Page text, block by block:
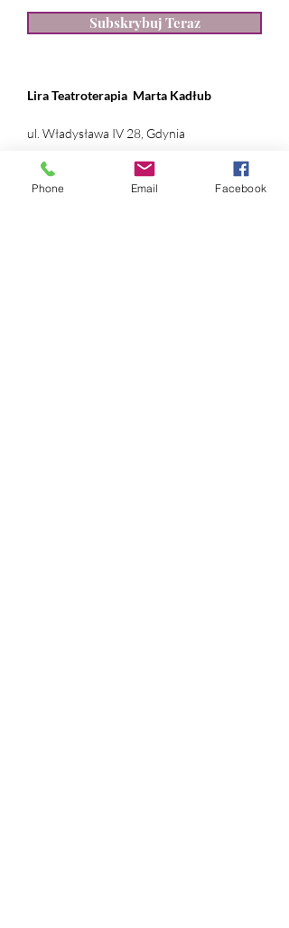
Subskrybuj Teraz
Lira Teatroterapia Marta Kadłub
ul. Władysława IV 28, Gdynia
NIP:631 239 89 90
Phone Email Facebook